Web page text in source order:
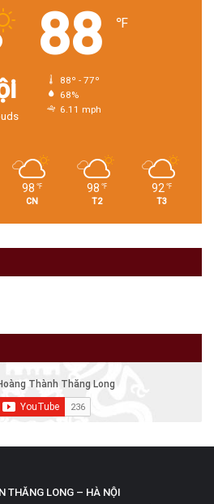
88 ℉
88º - 77º
68%
6.11 mph
98 ℉
CN
98 ℉
T2
92 ℉
T3
THĂNG LONG – HÀ NỘI